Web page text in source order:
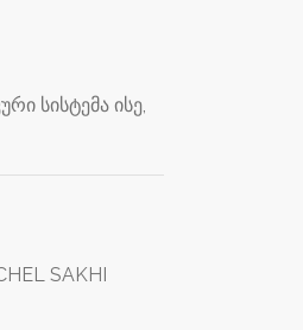
სისტემა ისე,
SAKHI